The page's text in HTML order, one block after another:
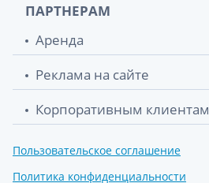
ПАРТНЕРАМ
Аренда
Реклама на сайте
Корпоративным клиентам
Пользовательское соглашение
Политика конфиденциальности